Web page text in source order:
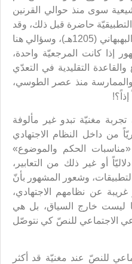
سوى منذ حوالي القرنين
حاضرة قبل ذلك، وقد
سبق أن صرّح بها بوضوح الوحيد البهبهاني (1205هـ)، وسؤالي هنا
إذا كانت المرجعيّة واحدة،
التقليدية في التعدّي
منذ عصر الطوسي،
مغنيّة تبدو غير مألوفة
من داخل النظام الاجتهادي
الحكم والموضوع»
أو غير ذلك من التعابير،
وشعور المشهور بأنّ
غريبة عن نظامهم الاجتهادي،
ليست خارج السياق، بل هي
الاجتماعي للنصّ كي نتوصّل
للنصّ عند مغنيّة قد أكثر